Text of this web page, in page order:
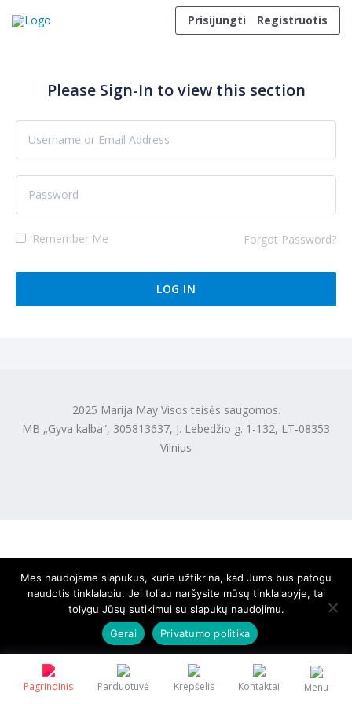
Prisijungti
Registruotis
Pagrindinis Parduotuvė Krepšelis Kontaktai Menu
Please Sign-In to view this section
Remember Me Forgot Password?
2025 Marija May Visos teisės saugomos.
MB „Gyva kalba“, 305813637, J. Lebedžio g. 1-132, LT-08353
Vilnius
Mes naudojame slapukus, kurie užtikrina, kad Jums bus patogu
naudotis tinklalapiu. Jei toliau naršysite mūsų tinklalapyje, tai
tolygu Jūsų sutikimui su slapukų naudojimu.
Gerai
Privatumo politika